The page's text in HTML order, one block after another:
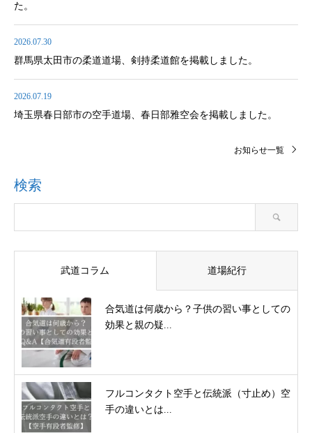
た。
2026.07.30
群馬県太田市の柔道道場、剣持柔道館を掲載しました。
2026.07.19
埼玉県春日部市の空手道場、春日部雅空会を掲載しました。
お知らせ一覧
検索
武道コラム 道場紀行
合気道は何歳から？子供の習い事としての
効果と親の疑...
フルコンタクト空手と伝統派（寸止め）空
手の違いとは...